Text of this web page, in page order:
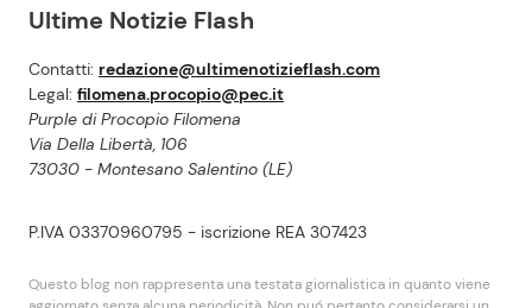
Ultime Notizie Flash
Contatti: redazione@ultimenotizieflash.com
Legal: filomena.procopio@pec.it
Purple di Procopio Filomena
Via Della Libertà, 106
73030 - Montesano Salentino (LE)
P.IVA 03370960795 - iscrizione REA 307423
Questo blog non rappresenta una testata giornalistica in quanto viene